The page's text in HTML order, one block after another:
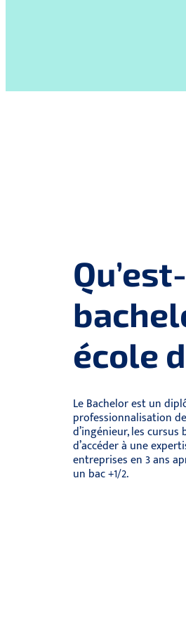
école
Le Bachelor est un
professionnalisation
d’ingénieur, les
d’accéder à une
entreprises en 3 ans
un bac +1/2.